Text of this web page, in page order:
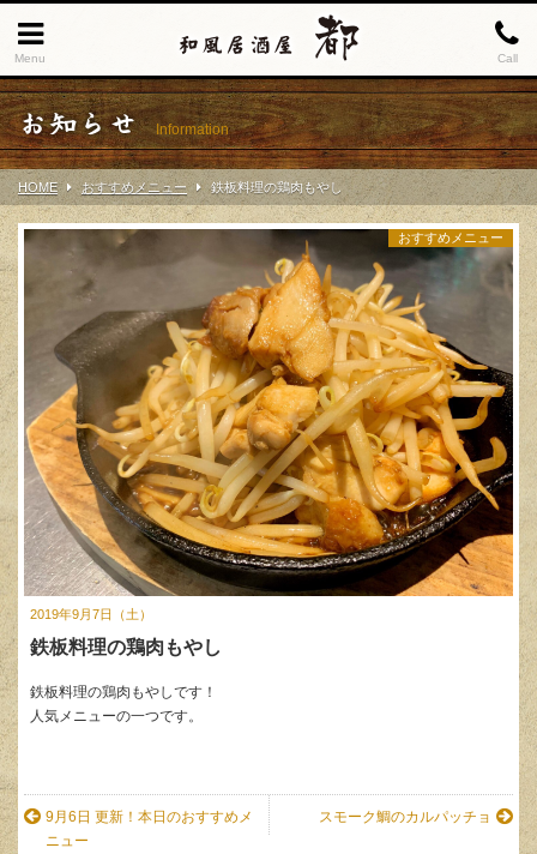
Menu Call
お知らせ Information
HOME おすすめメニュー 鉄板料理の鶏肉もやし
2019年9月7日（土）
おすすめメニュー
鉄板料理の鶏肉もやし
鉄板料理の鶏肉もやしです！
人気メニューの一つです。
9月6日 更新！本日のおすすめメ
ニュー
スモーク鯛のカルパッチョ